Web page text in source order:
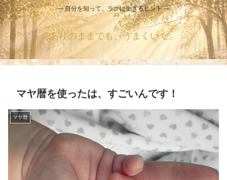
― 自分を知って、ラクに生きるヒント ―
ありのままでも、うまくいく。
マヤ暦を使ったは、すごいんです！
マヤ暦